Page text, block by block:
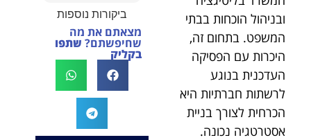
ובניהול הוכחות בבתי
המשפט. בתחום זה,
היכרות עם הפסיקה
העדכנית בנוגע
לרשתות חברתיות היא
הכרחית לצורך בניית
אסטרטגיה נכונה.
וסירבו לקחת
אותו.לאחר
שסיפרתי בקצרה
המקרה, הוא
החליט לייצג אותי
בלי לחשוב
פעמיים, הקשיב
רבה על המילים
החמות ועל
האמון. שמחנו
לעמוד לצידך,
במיוחד בתיק לא
פשוט, ומאחלים
לך המון הצלחה
בהמשך. תמיד
ביקורות נוספות
מצאתם את מה
שחיפשתם? שתפו
בקליק